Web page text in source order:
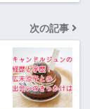
次の記事